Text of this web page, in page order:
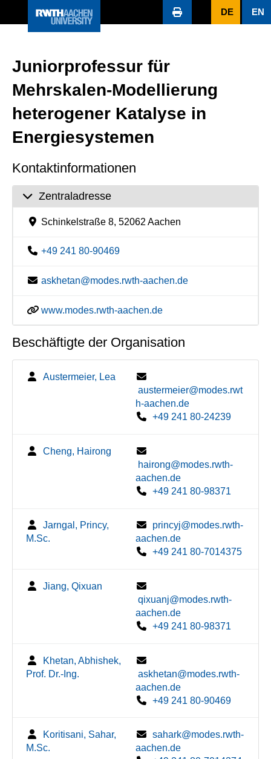
DE EN
Juniorprofessur für
Mehrskalen-Modellierung
heterogener Katalyse in
Energiesystemen
Kontaktinformationen
Zentraladresse
Schinkelstraße 8, 52062 Aachen
+49 241 80-90469
askhetan@modes.rwth-aachen.de
www.modes.rwth-aachen.de
Beschäftigte der Organisation
Austermeier, Lea
austermeier@modes.rwt
h-aachen.de
+49 241 80-24239
Cheng, Hairong
hairong@modes.rwth-
aachen.de
+49 241 80-98371
Jarngal, Princy,
M.Sc.
princyj@modes.rwth-
aachen.de
+49 241 80-7014375
Jiang, Qixuan
qixuanj@modes.rwth-
aachen.de
+49 241 80-98371
Khetan, Abhishek,
Prof. Dr.-Ing.
askhetan@modes.rwth-
aachen.de
+49 241 80-90469
Koritisani, Sahar,
M.Sc.
sahark@modes.rwth-
aachen.de